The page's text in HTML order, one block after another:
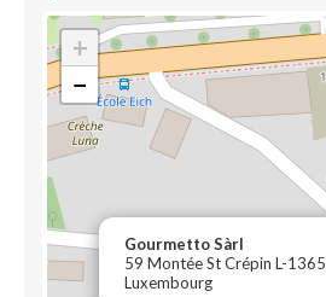
Gourmetto Sàrl
59 Montée St Crépin L-1365
Luxembourg
+
−